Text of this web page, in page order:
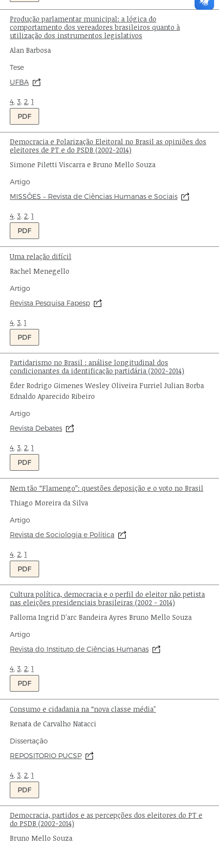
Título:
Produção parlamentar municipal: a lógica do
comportamento dos vereadores brasileiros quanto à
utilização dos instrumentos legislativos
Autor:
Alan Barbosa
Tipo
publicação:
Tese
Origem:
UFBA
Ondas:
4, 3, 2, 1
PDF
Título:
Democracia e Polarização Eleitoral no Brasil as opiniões dos
eleitores de PT e do PSDB (2002-2014)
Autor:
Simone Piletti Viscarra e Bruno Mello Souza
Tipo
publicação:
Artigo
Origem:
MISSÕES – Revista de Ciências Humanas e Sociais
Ondas:
4, 3, 2, 1
PDF
Título:
Uma relação difícil
Autor:
Rachel Menegello
Tipo
publicação:
Artigo
Origem:
Revista Pesquisa Fapesp
Ondas:
4, 3, 1
PDF
Título:
Partidarismo no Brasil : análise longitudinal dos
condicionantes da identificação partidária (2002-2014)
Autor:
Éder Rodrigo Gimenes Wesley Oliveira Furriel Julian Borba
Ednaldo Aparecido Ribeiro
Tipo
publicação:
Artigo
Origem:
Revista Debates
Ondas:
4, 3, 2, 1
PDF
Título:
Nem tão “Flamengo”: questões deposição e o voto no Brasil
Autor:
Thiago Moreira da Silva
Tipo
publicação:
Artigo
Origem:
Revista de Sociologia e Política
Ondas:
4, 2, 1
PDF
Título:
Cultura política, democracia e o perfil do eleitor não petista
nas eleições presidenciais brasileiras (2002 - 2014)
Autor:
Palloma Ingrid D'arc Bandeira Ayres Bruno Mello Souza
Tipo
publicação:
Artigo
Origem:
Revista do Instituto de Ciências Humanas
Ondas:
4, 3, 2, 1
PDF
Título:
Consumo e cidadania na “nova classe média"
Autor:
Renata de Carvalho Natacci
Tipo
publicação:
Dissertação
Origem:
REPOSITORIO PUCSP
Ondas:
4, 3, 2, 1
PDF
Título:
Democracia, partidos e as percepções dos eleitores do PT e
do PSDB (2002-2014)
Autor:
Bruno Mello Souza